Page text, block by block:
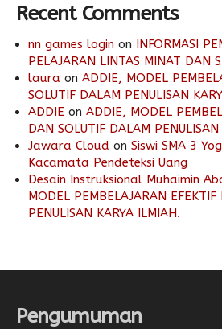
Recent Comments
nn games login on INFORMASI
PELAJARAN LINTAS MINAT DAN
laura on ADDIE, MODEL
SOLUTIF DALAM PENULISAN
ADDIE on ADDIE, MODEL
DAN SOLUTIF DALAM
Jawara Cloud on Siswi SMA 3
Kacamata Pendeteksi Uang
Desain Instruksional Muhaimin
MODEL PEMBELAJARAN
PENULISAN KARYA ILMIAH.
Pengumuman